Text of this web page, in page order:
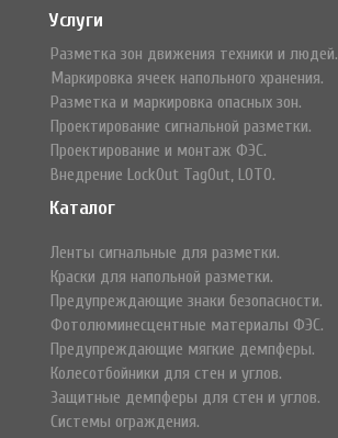
Услуги
Разметка зон движения техники и людей.
Маркировка ячеек напольного хранения.
Разметка и маркировка опасных зон.
Проектирование сигнальной разметки.
Проектирование и монтаж ФЭС.
Внедрение LockOut TagOut, LOTO.
Каталог
Ленты сигнальные для разметки.
Краски для напольной разметки.
Предупреждающие знаки безопасности.
Фотолюминесцентные материалы ФЭС.
Предупреждающие мягкие демпферы.
Колесотбойники для стен и углов.
Защитные демпферы для стен и углов.
Системы ограждения.